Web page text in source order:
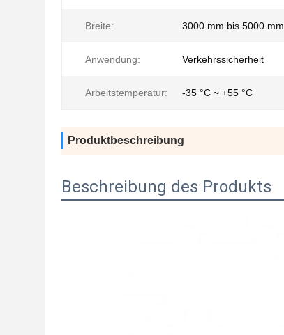
Breite: 3000 mm bis 5000 mm
Anwendung: Verkehrssicherheit
Arbeitstemperatur: -35 °C ~ +55 °C
Produktbeschreibung
Beschreibung des Produkts